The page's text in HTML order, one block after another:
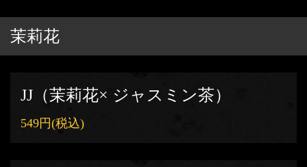
茉莉花
JJ（茉莉花× ジャスミン茶）
549円(税込)